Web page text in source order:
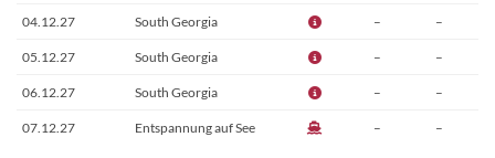
04.12.27 South Georgia – –
05.12.27 South Georgia – –
06.12.27 South Georgia – –
07.12.27 Entspannung auf See – –